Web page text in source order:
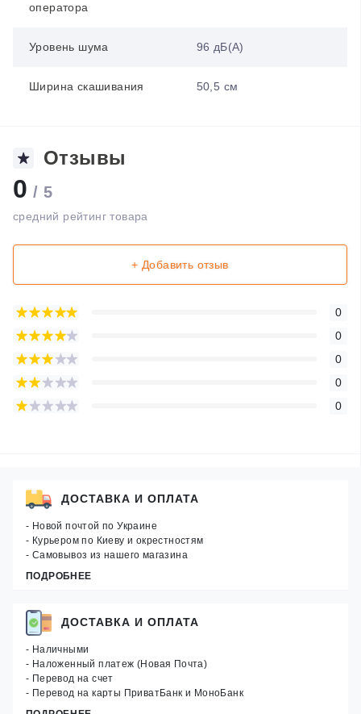
оператора
Уровень шума 96 дБ(А)
Ширина скашивания 50,5 см
Отзывы
0 / 5
средний рейтинг товара
+ Добавить отзыв
0
0
0
0
0
ДОСТАВКА И ОПЛАТА
- Новой почтой по Украине
- Курьером по Киеву и окрестностям
- Самовывоз из нашего магазина
ПОДРОБНЕЕ
ДОСТАВКА И ОПЛАТА
- Наличными
- Наложенный платеж (Новая Почта)
- Перевод на счет
- Перевод на карты ПриватБанк и МоноБанк